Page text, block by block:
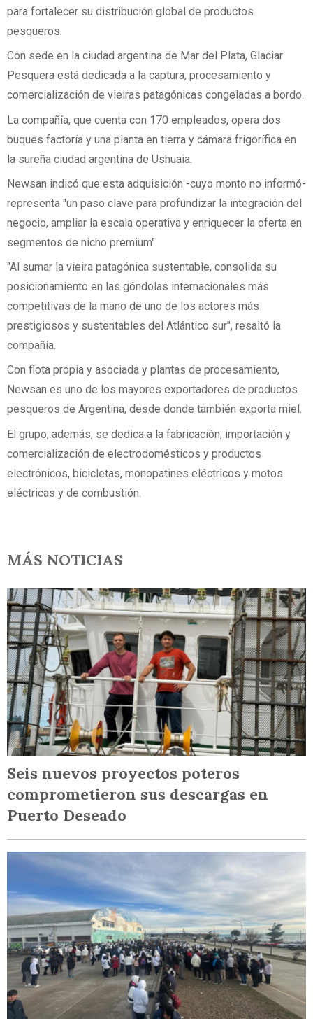
para fortalecer su distribución global de productos
pesqueros.
Con sede en la ciudad argentina de Mar del Plata, Glaciar
Pesquera está dedicada a la captura, procesamiento y
comercialización de vieiras patagónicas congeladas a bordo.
La compañía, que cuenta con 170 empleados, opera dos
buques factoría y una planta en tierra y cámara frigorífica en
la sureña ciudad argentina de Ushuaia.
Newsan indicó que esta adquisición -cuyo monto no informó-
representa "un paso clave para profundizar la integración del
negocio, ampliar la escala operativa y enriquecer la oferta en
segmentos de nicho premium".
"Al sumar la vieira patagónica sustentable, consolida su
posicionamiento en las góndolas internacionales más
competitivas de la mano de uno de los actores más
prestigiosos y sustentables del Atlántico sur", resaltó la
compañía.
Con flota propia y asociada y plantas de procesamiento,
Newsan es uno de los mayores exportadores de productos
pesqueros de Argentina, desde donde también exporta miel.
El grupo, además, se dedica a la fabricación, importación y
comercialización de electrodomésticos y productos
electrónicos, bicicletas, monopatines eléctricos y motos
eléctricas y de combustión.
MÁS NOTICIAS
Seis nuevos proyectos poteros
comprometieron sus descargas en
Puerto Deseado